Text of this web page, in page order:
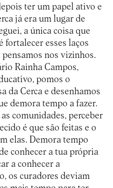
ter um papel ativo e
já era um lugar de
a única coisa que
fortalecer esses laços
nos vizinhos.
Rainha Campos,
pomos o
da Cerca e desenhamos
demora tempo a fazer.
comunidades, perceber
é que são feitas e o
elas. Demora tempo
conhecer a tua própria
a conhecer a
os curadores deviam